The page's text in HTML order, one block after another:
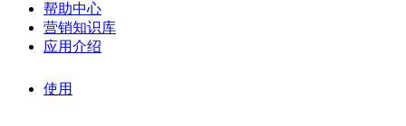
帮助中心
营销知识库
应用介绍
使用